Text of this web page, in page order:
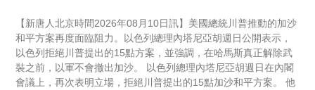
【新唐人北京時間2026年08月10日訊】美國總統川普推動的加沙
和平方案再度面臨阻力。以色列總理內塔尼亞胡週日公開表示，
以色列拒絕川普提出的15點方案，並強調，在哈馬斯真正解除武
裝之前，以軍不會撤出加沙。 以色列總理內塔尼亞胡週日在內閣
會議上，再次表明立場，拒絕川普提出的15點加沙和平方案。 他